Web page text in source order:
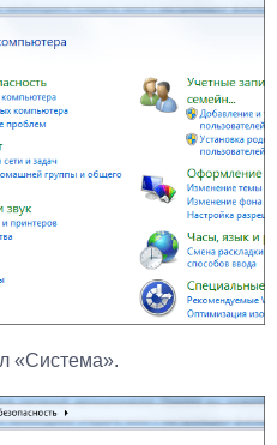
«Система».